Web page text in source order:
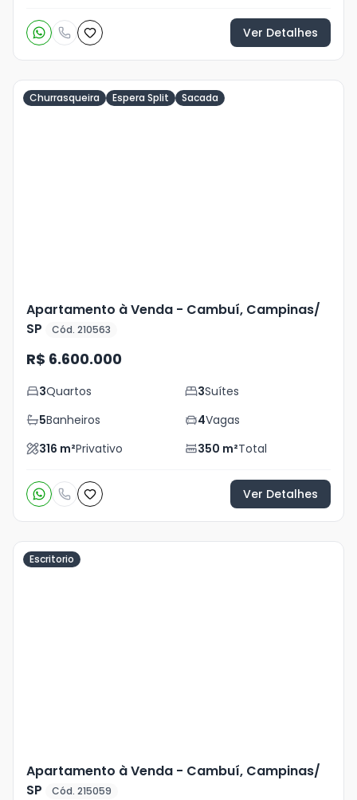
Ver Detalhes
Churrasqueira Espera Split Sacada
Apartamento à Venda - Cambuí, Campinas/
SP
Cód. 210563
R$ 6.600.000
3Quartos 3Suítes
5Banheiros 4Vagas
316 m²Privativo 350 m²Total
Ver Detalhes
Escritorio
Apartamento à Venda - Cambuí, Campinas/
SP
Cód. 215059